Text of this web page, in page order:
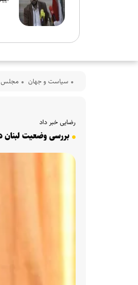
سیاست و جهان مجلس
رضایی خبر داد
بررسی وضعیت لبنان